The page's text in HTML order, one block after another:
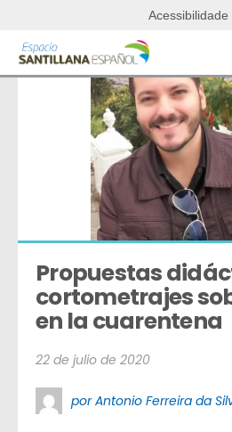
Acessibilidade
Propuestas
cortometrajes
en la cuarentena
22 de julio de 2020
por Antonio Ferreira da